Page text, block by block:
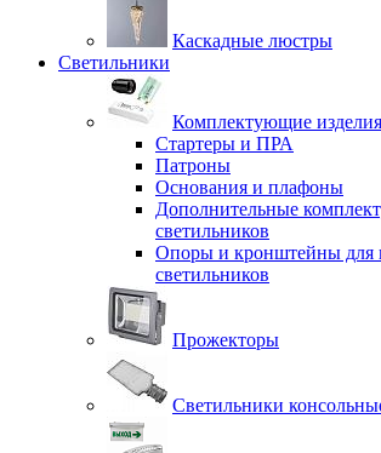
Каскадные люстры
Светильники
Комплектующие
Стартеры и ПРА
Патроны
Основания и плафоны
Дополнительные
светильников
Опоры и кронштейны для
светильников
Прожекторы
Светильники